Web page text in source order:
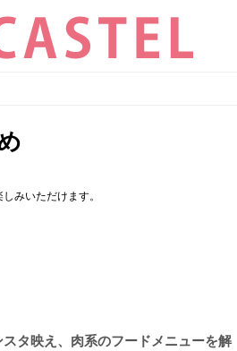
みいただけます。
タ映え、肉系のフードメニューを解